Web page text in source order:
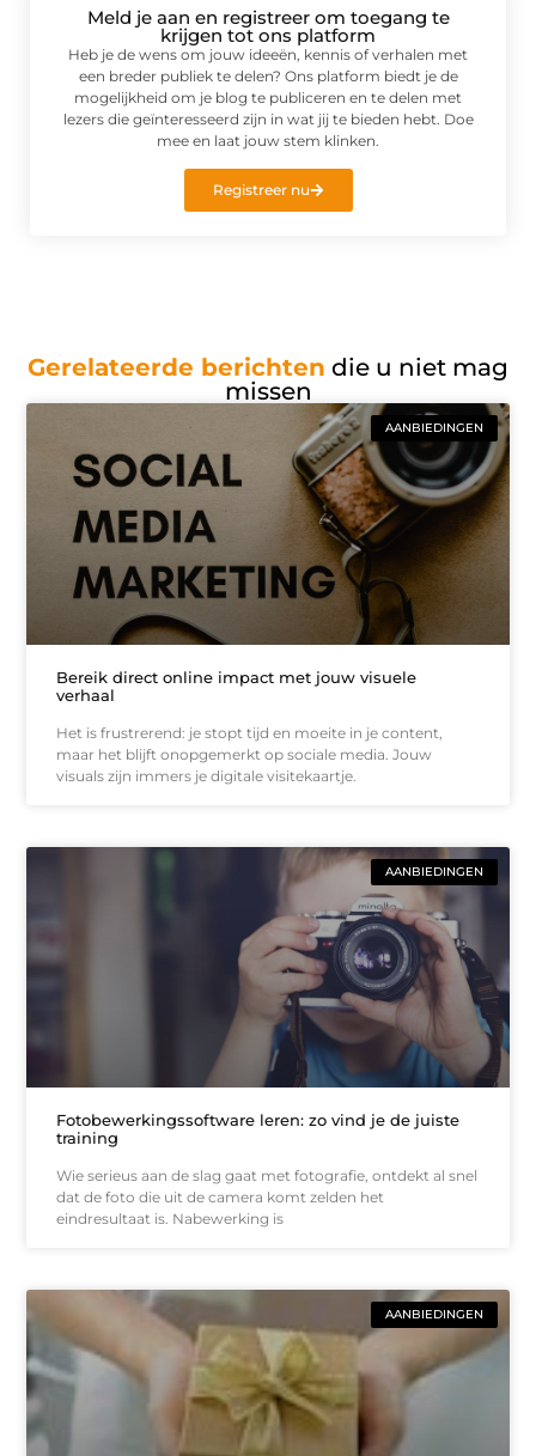
Meld je aan en registreer om toegang te
krijgen tot ons platform
Heb je de wens om jouw ideeën, kennis of verhalen met
een breder publiek te delen? Ons platform biedt je de
mogelijkheid om je blog te publiceren en te delen met
lezers die geïnteresseerd zijn in wat jij te bieden hebt. Doe
mee en laat jouw stem klinken.
Registreer nu
Gerelateerde berichten die u niet mag
missen
AANBIEDINGEN
Bereik direct online impact met jouw visuele
verhaal
Het is frustrerend: je stopt tijd en moeite in je content,
maar het blijft onopgemerkt op sociale media. Jouw
visuals zijn immers je digitale visitekaartje.
AANBIEDINGEN
Fotobewerkingssoftware leren: zo vind je de juiste
training
Wie serieus aan de slag gaat met fotografie, ontdekt al snel
dat de foto die uit de camera komt zelden het
eindresultaat is. Nabewerking is
AANBIEDINGEN